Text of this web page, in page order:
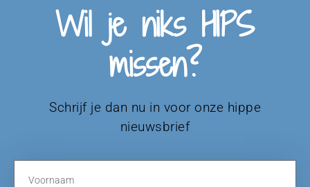
Wil je niks HIPS
missen?
Schrijf je dan nu in voor onze hippe
nieuwsbrief